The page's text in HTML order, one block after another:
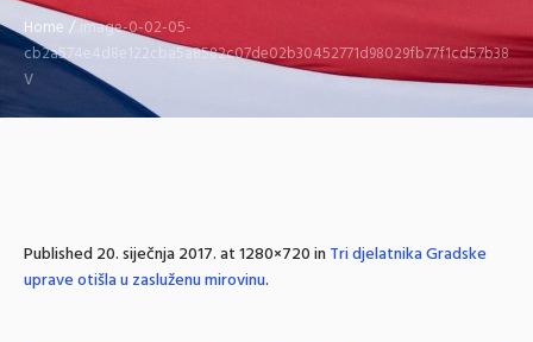
Home / image-0-02-05-
V
Published20. siječnja 2017.at 1280×720 inTri djelatnika Gradske
uprave otišla u zasluženu mirovinu.